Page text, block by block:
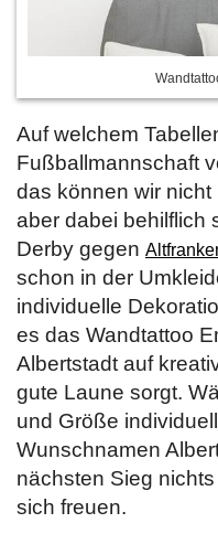
Auf welchem
Fußballmannschaft
das können wir
aber dabei behilflich
Derby gegen
schon in der
individuelle
es das Wandtattoo
Albertstadt auf
gute Laune sorgt.
und Größe
Wunschnamen
nächsten Sieg
sich freuen.